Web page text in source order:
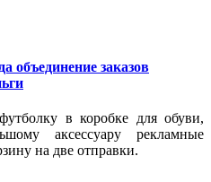
объединение заказов
в коробке для обуви,
аксессуару рекламные
на две отправки.